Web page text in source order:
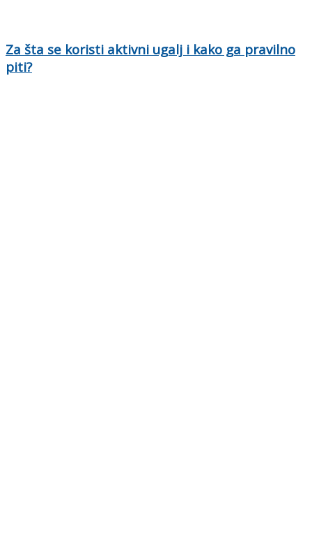
Za šta se koristi aktivni ugalj i kako ga pravilno
piti?